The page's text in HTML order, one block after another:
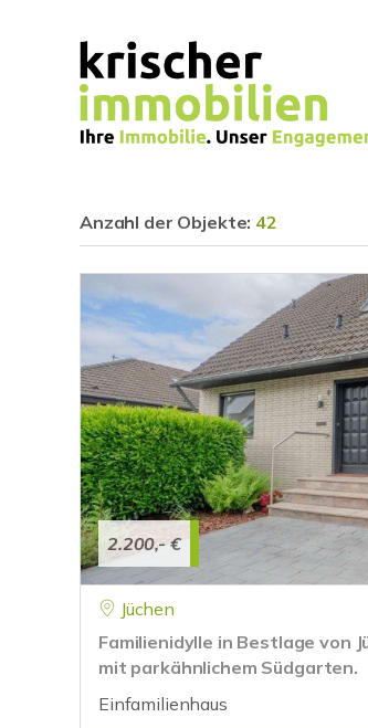
Anzahl der Objekte: 42
2.200,- €
Jüchen
Familienidylle in Bestlage von
mit parkähnlichem Südgarten.
Einfamilienhaus